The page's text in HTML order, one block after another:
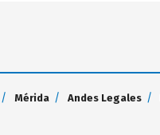
Mérida Andes Legales